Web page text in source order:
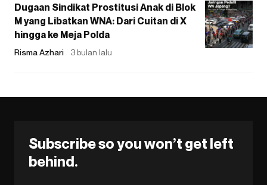
Dugaan Sindikat Prostitusi Anak di Blok
M yang Libatkan WNA: Dari Cuitan di X
hingga ke Meja Polda
Risma Azhari 3 bulan lalu
Subscribe so you won’t get left
behind.